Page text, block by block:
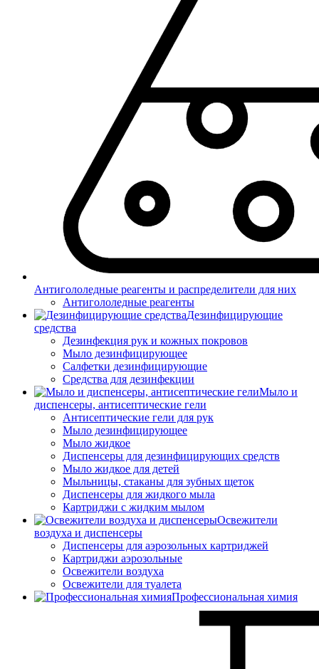
Антигололедные реагенты и распределители для них
Антигололедные реагенты
Дезинфицирующие
средства
Дезинфекция рук и кожных покровов
Мыло дезинфицирующее
Салфетки дезинфицирующие
Средства для дезинфекции
Мыло и
диспенсеры, антисептические гели
Антисептические гели для рук
Мыло дезинфицирующее
Мыло жидкое
Диспенсеры для дезинфицирующих средств
Мыло жидкое для детей
Мыльницы, стаканы для зубных щеток
Диспенсеры для жидкого мыла
Картриджи с жидким мылом
Освежители
воздуха и диспенсеры
Диспенсеры для аэрозольных картриджей
Картриджи аэрозольные
Освежители воздуха
Освежители для туалета
Профессиональная химия